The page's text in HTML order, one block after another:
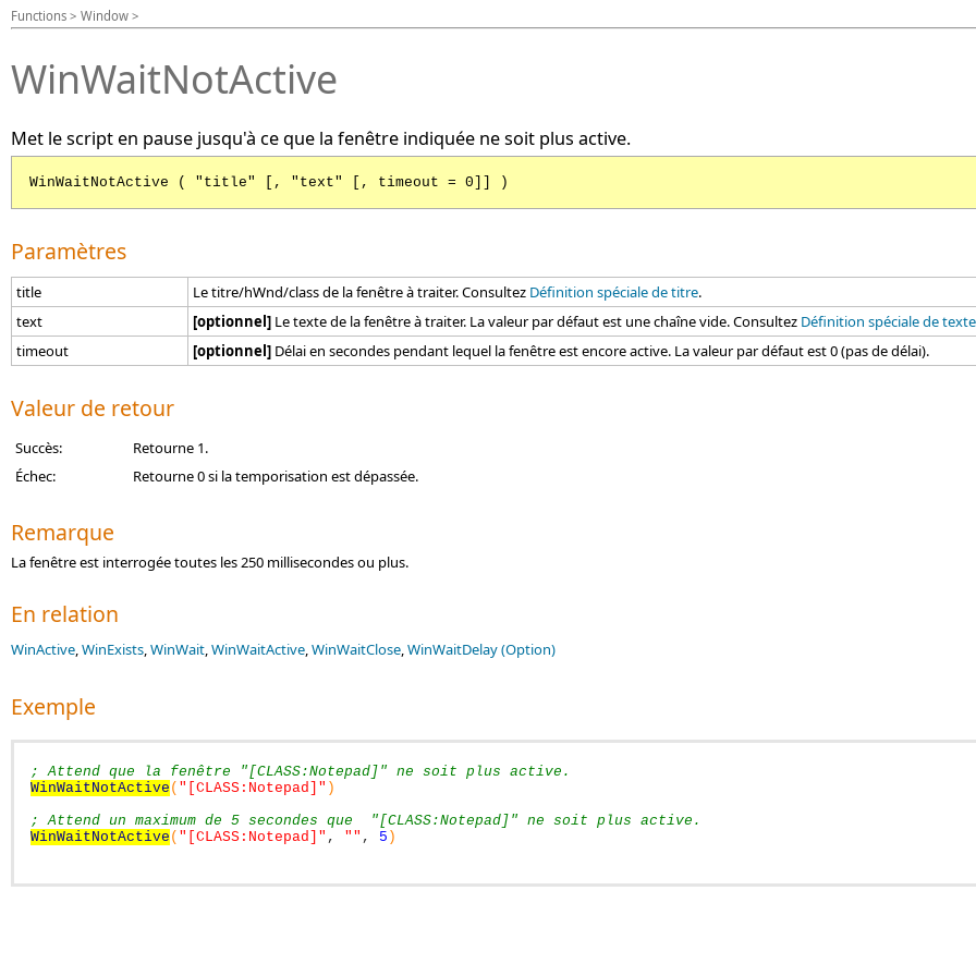
Functions > Window >
WinWaitNotActive
Met le script en pause jusqu'à ce que la fenêtre indiquée ne soit plus active.
WinWaitNotActive ( "title" [, "text" [, timeout = 0]] )
Paramètres
title Le titre/hWnd/class de la fenêtre à traiter. Consultez Définition spéciale de titre.
text
[optionnel] Le texte de la fenêtre à traiter. La valeur par défaut est une chaîne vide. Consultez Définition spéciale de texte
timeout
[optionnel] Délai en secondes pendant lequel la fenêtre est encore active. La valeur par défaut est 0 (pas de délai).
Valeur de retour
Succès:
Retourne 1.
Échec:
Retourne 0 si la temporisation est dépassée.
Remarque
La fenêtre est interrogée toutes les 250 millisecondes ou plus.
En relation
WinActive,WinExists,WinWait,WinWaitActive,WinWaitClose,WinWaitDelay (Option)
Exemple
; Attend que la fenêtre "[CLASS:Notepad]" ne soit plus active.
WinWaitNotActive ( "[CLASS:Notepad]" )
; Attend un maximum de 5 secondes que  "[CLASS:Notepad]" ne soit plus active.
WinWaitNotActive ( "[CLASS:Notepad]" , "" , 5 )